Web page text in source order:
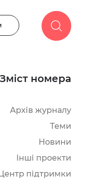
Зміст номера
Архів журналу
Теми
Новини
Інші проекти
підтримки